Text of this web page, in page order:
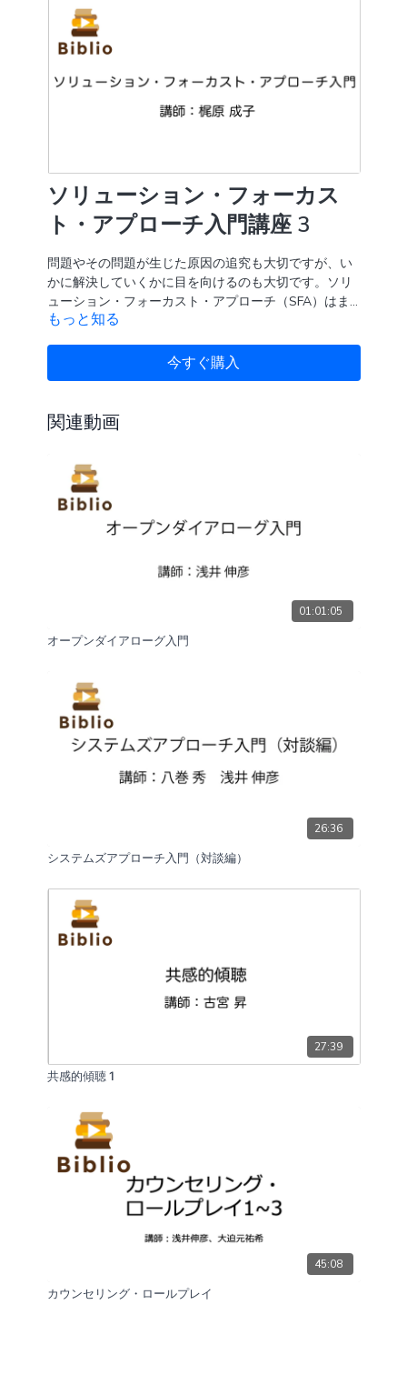
ソリューション・フォーカス
ト・アプローチ入門講座 3
問題やその問題が生じた原因の追究も大切ですが、い
かに解決していくかに目を向けるのも大切です。ソリ
ューション・フォーカスト・アプローチ（SFA）はま
さにそんなアプローチです。この動画は6本あるを解説
もっと知る
今すぐ購入
関連動画
01:01:05
オープンダイアローグ入門
26:36
システムズアプローチ入門（対談編）
27:39
共感的傾聴 1
45:08
カウンセリング・ロールプレイ